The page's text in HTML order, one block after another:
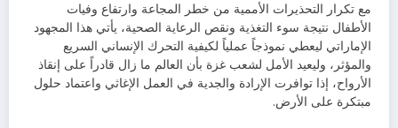
مع تكرار التحذيرات الأممية من خطر المجاعة وارتفاع وفيات
الأطفال نتيجة سوء التغذية ونقص الرعاية الصحية، يأتي هذا المجهود
الإماراتي ليعطي نموذجاً عملياً لكيفية التحرك الإنساني السريع
والمؤثر، وليعيد الأمل لشعب غزة بأن العالم ما زال قادراً على إنقاذ
الأرواح، إذا توافرت الإرادة والجدية في العمل الإغاثي واعتماد حلول
مبتكرة على الأرض.